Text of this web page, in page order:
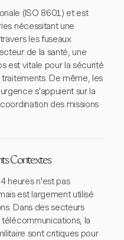
(ISO 8601) et est
nécessitant une
les fuseaux
de la santé, une
est vitale pour la sécurité
De même, les
s'appuient sur la
des missions
Contextes
heures n'est pas
est largement utilisé
Dans des secteurs
la
sont critiques pour